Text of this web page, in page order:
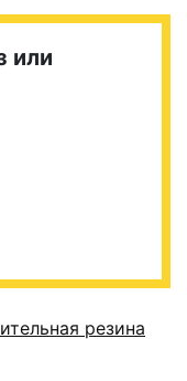
или
резина